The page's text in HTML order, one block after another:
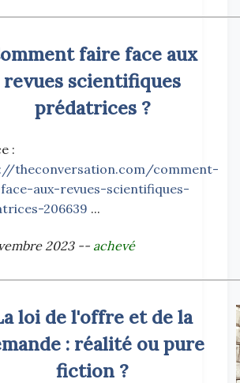
faire face aux
revues scientifiques
prédatrices ?
:
theconversation.com/comment-
aux-revues-scientifiques-
206639 ...
2023 -- achevé
loi de l'offre et de la
: réalité ou pure
fiction ?